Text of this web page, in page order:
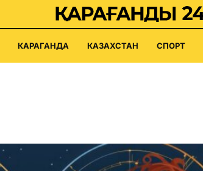
КАРАГАНДА КАЗАХСТАН СПОРТ